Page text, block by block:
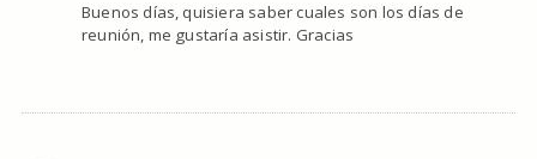
Buenos días, quisiera saber cuales son los días de
reunión, me gustaría asistir. Gracias